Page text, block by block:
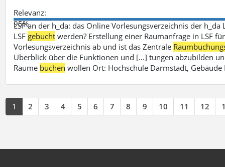
Relevanz:
95%
LSF an der h_da: das Online Vorlesungsverzeichnis der h_da
LSF gebucht werden? Erstellung einer Raumanfrage in LSF
Vorlesungsverzeichnis ab und ist das Zentrale
Überblick über die Funktionen und [...] tungen abzubilden
Räume buchen wollen Ort: Hochschule Darmstadt,
1 2 3 4 5 6 7 8 9 10 11 12